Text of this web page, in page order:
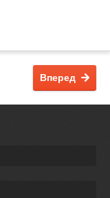
Вперед